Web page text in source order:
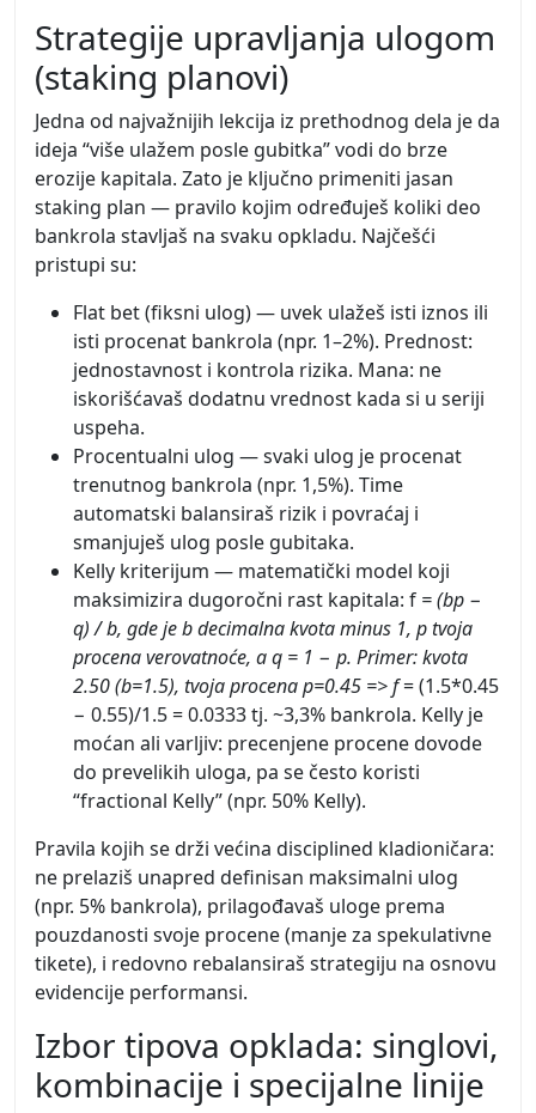
Strategije upravljanja ulogom
(staking planovi)
Jedna od najvažnijih lekcija iz prethodnog dela je da
ideja “više ulažem posle gubitka” vodi do brze
erozije kapitala. Zato je ključno primeniti jasan
staking plan — pravilo kojim određuješ koliki deo
bankrola stavljaš na svaku opkladu. Najčešći
pristupi su:
Flat bet (fiksni ulog) — uvek ulažeš isti iznos ili
isti procenat bankrola (npr. 1–2%). Prednost:
jednostavnost i kontrola rizika. Mana: ne
iskorišćavaš dodatnu vrednost kada si u seriji
uspeha.
Procentualni ulog — svaki ulog je procenat
trenutnog bankrola (npr. 1,5%). Time
automatski balansiraš rizik i povraćaj i
smanjuješ ulog posle gubitaka.
Kelly kriterijum — matematički model koji
maksimizira dugoročni rast kapitala: f = (bp −
q) / b, gde je b decimalna kvota minus 1, p tvoja
procena verovatnoće, a q = 1 − p. Primer: kvota
2.50 (b=1.5), tvoja procena p=0.45 => f= (1.5*0.45
− 0.55)/1.5 = 0.0333 tj. ~3,3% bankrola. Kelly je
moćan ali varljiv: precenjene procene dovode
do prevelikih uloga, pa se često koristi
“fractional Kelly” (npr. 50% Kelly).
Pravila kojih se drži većina disciplined kladioničara:
ne prelaziš unapred definisan maksimalni ulog
(npr. 5% bankrola), prilagođavaš uloge prema
pouzdanosti svoje procene (manje za spekulativne
tikete), i redovno rebalansiraš strategiju na osnovu
evidencije performansi.
Izbor tipova opklada: singlovi,
kombinacije i specijalne linije